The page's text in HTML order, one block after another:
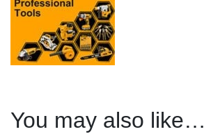
You may also like…